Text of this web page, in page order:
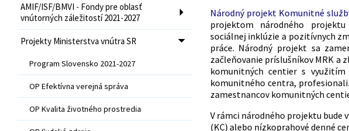
AMIF/ISF/BMVI - Fondy pre oblasť
vnútorných záležitostí 2021-2027
Projekty Ministerstva vnútra SR
Program Slovensko 2021-2027
OP Efektívna verejná správa
OP Kvalita životného prostredia
Národný projekt Komunitné
projektom národného projektu
sociálnej inklúzie a pozitívnych
práce. Národný projekt sa
začleňovanie príslušníkov MRK a
komunitných centier s
komunitného centra,
zamestnancov komunitných
V rámci národného projektu
(KC) alebo nízkoprahové denné